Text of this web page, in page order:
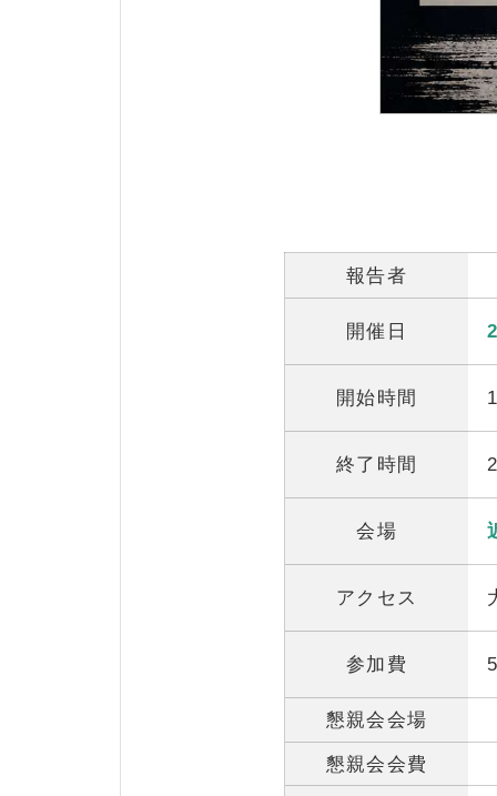
報告者
開催日
開始時間
終了時間
会場
アクセス
参加費
懇親会会場
懇親会会費